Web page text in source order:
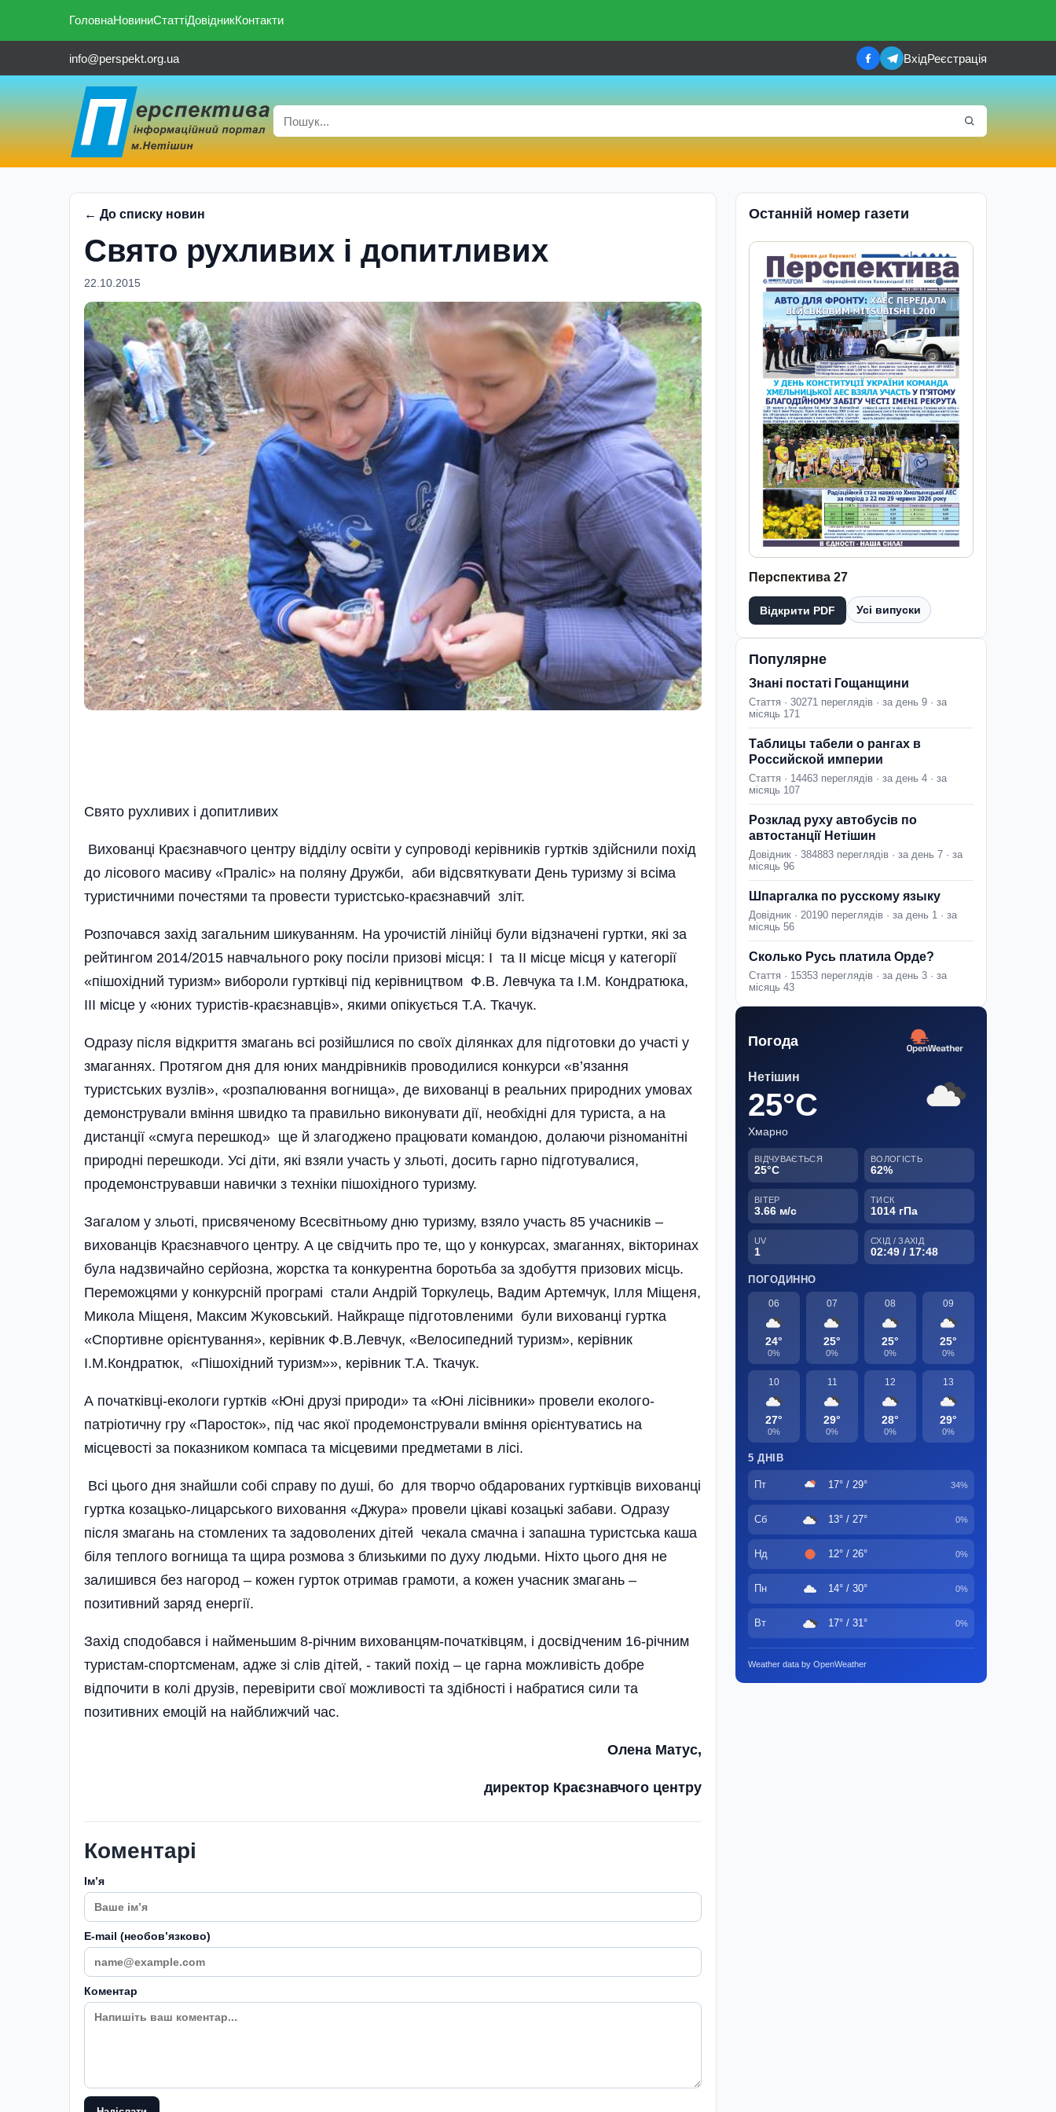
ГоловнаНовиниСтаттіДовідникКонтакти
info@perspekt.org.ua ВхідРеєстрація
← До списку новин
Свято рухливих i допитливих
22.10.2015
Свято рухливих i допитливих
Вихованці Краєзнавчого центру відділу осві­ти у супроводі керівників гуртків здійснили похід
до лісового масиву «Праліс» на поляну Дружби, аби відсвяткувати День туризму зі всіма
туристичними почестями та провести туристсько-краєзнавчий зліт.
Розпочався захід загальним шикуванням. На урочистій лінійці були від­значені гуртки, які за
рейтингом 2014/2015 навчального року посіли призові місця: І та ІІ місце місця у категорії
«пішохідний туризм» вибороли гуртківці під керівництвом Ф.В. Левчука та І.М. Кондратюка,
ІІІ місце у «юних туристів-краєзнавців», якими опікується Т.А. Ткачук.
Одразу після відкриття змагань всі розійшлися по своїх ділянках для підготовки до участі у
змаганнях. Протягом дня для юних мандрівників проводилися конкурси «в’язання
туристських вузлів», «розпалювання вогнища», де вихованці в реальних природних умовах
демонстрували вміння швидко та правильно виконувати дії, необхідні для туриста, а на
дистанції «смуга перешкод» ще й злагоджено працювати командою, долаючи різноманітні
природні перешкоди. Усі діти, які взяли участь у зльоті, досить гарно підготувалися,
продемонструвавши навички з техніки пішохідного туризму.
Загалом у зльоті, присвяченому Всесвітньому дню туриз­му, взяло участь 85 учасників –
вихованців Краєзнавчого центру. А це свідчить про те, що у конкурсах, змаганнях, вікторинах
була надзвичайно серйозна, жорстка та конкурентна боротьба за здобуття призових місць.
Переможцями у конкурсній програмі стали Андрій Торкулець, Вадим Артемчук, Ілля Міщеня,
Микола Міщеня, Максим Жуковський. Найкраще підготовленими були вихованці гуртка
«Спортивне орієнту­вання», керівник Ф.В.Левчук, «Велосипедний туризм», керівник
І.М.Кондратюк, «Пішохідний туризм»», керівник Т.А. Ткачук.
А початківці-екологи гуртків «Юні друзі природи» та «Юні лісівники» провели еколого-
патріотичну гру «Паросток», під час якої продемонстрували вміння орієнтуватись на
місцевості за показником компаса та місцевими предметами в лісі.
Всі цього дня знайшли собі справу по душі, бо для творчо обдарованих гуртківців вихованці
гуртка козацько-лицарського виховання «Джура» провели цікаві козацькі забави. Одразу
після змагань на стомлених та задоволених дітей чекала смачна і запашна туристська каша
біля теплого вогнища та щира розмова з близькими по духу людьми. Ніхто цього дня не
залишився без нагород – кожен гурток отримав грамоти, а кожен учасник змагань –
позитивний заряд енергії.
Захід сподобався і найменьшим 8-річ­ним вихованцям-початківцям, і досвідченим 16-річ­ним
туристам-спортсменам, адже зі слів дітей, - такий похід – це гарна можливість добре
відпочити в колі друзів, перевірити свої можливості та здібності і набратися сили та
позитивних емоцій на найближчий час.
Олена Матус,
директор Краєзнавчого центру
Коментарі
Імʼя
E-mail (необовʼязково)
Коментар
Останній номер газети
Перспектива 27
Відкрити PDF Усі випуски
Популярне
Знані постаті Гощанщини
Стаття · 30271 переглядів · за день 9 · за
місяць 171
Таблицы табели о рангах в
Российской империи
Стаття · 14463 переглядів · за день 4 · за
місяць 107
Розклад руху автобусів по
автостанції Нетішин
Довідник · 384883 переглядів · за день 7 · за
місяць 96
Шпаргалка по русскому языку
Довідник · 20190 переглядів · за день 1 · за
місяць 56
Сколько Русь платила Орде?
Стаття · 15353 переглядів · за день 3 · за
місяць 43
Погода
Нетішин
25°C
Хмарно
ВІДЧУВАЄТЬСЯ
25°C
ВОЛОГІСТЬ
62%
ВІТЕР
3.66 м/с
ТИСК
1014 гПа
UV
1
СХІД / ЗАХІД
02:49 / 17:48
ПОГОДИННО
06
24°
0%
07
25°
0%
08
25°
0%
09
25°
0%
10
27°
0%
11
29°
0%
12
28°
0%
13
29°
0%
5 ДНІВ
Пт 17° / 29° 34%
Сб 13° / 27° 0%
Нд 12° / 26° 0%
Пн 14° / 30° 0%
Вт 17° / 31° 0%
Weather data by OpenWeather